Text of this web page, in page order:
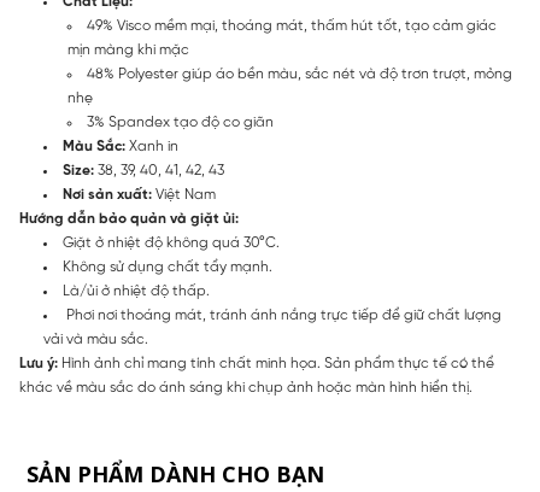
49% Visco mềm mại, thoáng mát, thấm hút tốt, tạo cảm giác
mịn màng khi mặc
48% Polyester giúp áo bền màu, sắc nét và độ trơn trượt, mỏng
nhẹ
3% Spandex tạo độ co giãn
Màu Sắc: Xanh in
Size: 38, 39, 40, 41, 42, 43
Nơi sản xuất: Việt Nam
Hướng dẫn bảo quản và giặt ủi:
Giặt ở nhiệt độ không quá 30°C.
Không sử dụng chất tẩy mạnh.
Là/ủi ở nhiệt độ thấp.
Phơi nơi thoáng mát, tránh ánh nắng trực tiếp để giữ chất lượng
vải và màu sắc.
Lưu ý: Hình ảnh chỉ mang tính chất minh họa. Sản phẩm thực tế có thể
khác về màu sắc do ánh sáng khi chụp ảnh hoặc màn hình hiển thị.
SẢN PHẨM DÀNH CHO BẠN